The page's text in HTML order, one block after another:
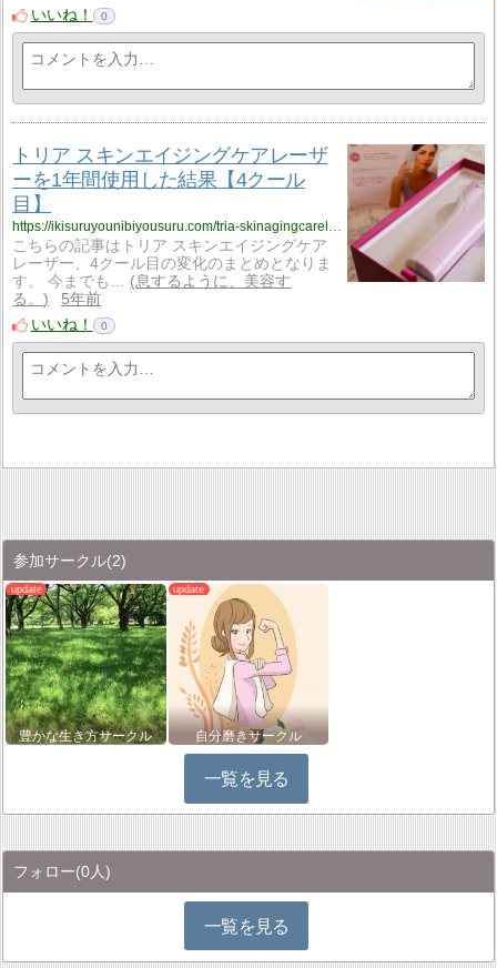
いいね！
0
トリア スキンエイジングケアレーザ
ーを1年間使用した結果【4クール
目】
https://ikisuruyounibiyousuru.com/tria-skinagingcarelaser-4/
こちらの記事はトリア スキンエイジングケア
レーザー、4クール目の変化のまとめとなりま
す。 今までも…
息するように、美容す
る。
5年前
いいね！
0
参加サークル(2)
豊かな生き方サークル 自分磨きサークル
一覧を見る
フォロー(0人)
一覧を見る